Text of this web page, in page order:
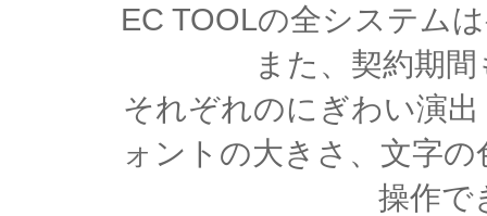
EC TOOLの全システム
また、契約期
それぞれのにぎわい演
ォントの大きさ、文字
操作で